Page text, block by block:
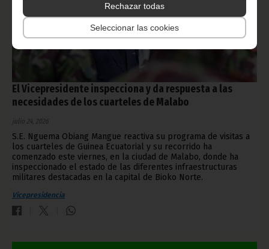
Rechazar todas
Seleccionar las cookies
El Vicepresidente inspecciona y da respuesta a las
necesidades de los cuarteles de Malabo
julio 24, 2026
S.E. Nguema Obiang Mangue reactiva su programa de visitas a
los cuarteles de Guinea Ecuatorial y su recorrido ha
comenzado este viernes, en la ciudad de Malabo, donde ha
inspeccionado el estado de las diferentes infraestructuras
militares destacadas en la capital de Bioko Norte.
Vicepresidencia